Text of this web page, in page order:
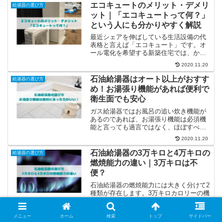
給湯器の選び方
エコキュートのメリット・デメリ
ット｜「エコキュートって何？」
という人にも分かりやすく解説
最近シェアを伸ばしている生活設備の代
表格と言えば「エコキュート」です。オ
ール電化を希望する新築住宅では、かな
りの高確率でエコキュートが採用されて
います。しかし、このエコキュート。エ
コジョーズやエネファームなどの横文字
と並ぶと「それって何なの...
2020.11.20
給湯器の選び方
石油給湯器はオート以上がおすす
め！お湯張り機能があれば便利で
衛生面でも安心
ガス給湯器ではお風呂の追い炊き機能が
あるのであれば、お湯張り機能は必須機
能と言っても過言ではなく、ほぼすべて
の機種に搭載されている機能です。一方
で石油給湯器の場合、主流はお湯張り機
能がある機種ということに変わりはない
ものの、お湯張り機能がな...
2020.11.20
給湯器の選び方
石油給湯器の3万キロと4万キロの
燃焼能力の違い｜3万キロは不
便？
石油給湯器の燃焼能力には大きく分けて2
種類が存在します。3万キロカロリーの機
種と4万キロカロリーの機種です。カロリ
ーは熱量の単位ですが、4万キロカロリー
の燃焼能力を持つ機種の方が1度に作れる
メニュー ホーム 検索 トップ サイドバー